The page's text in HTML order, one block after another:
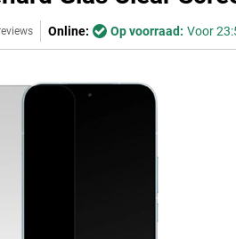
Online: Op voorraad: Voor